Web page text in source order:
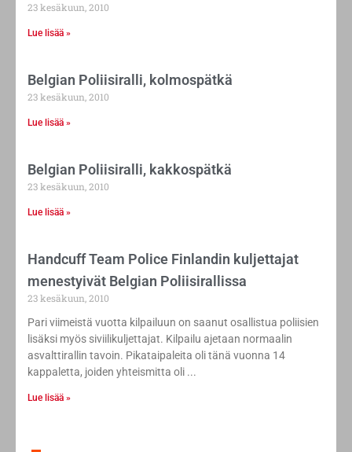
23 kesäkuun, 2010
Lue lisää »
Belgian Poliisiralli, kolmospätkä
23 kesäkuun, 2010
Lue lisää »
Belgian Poliisiralli, kakkospätkä
23 kesäkuun, 2010
Lue lisää »
Handcuff Team Police Finlandin kuljettajat
menestyivät Belgian Poliisirallissa
23 kesäkuun, 2010
Pari viimeistä vuotta kilpailuun on saanut osallistua poliisien
lisäksi myös siviilikuljettajat. Kilpailu ajetaan normaalin
asvalttirallin tavoin. Pikataipaleita oli tänä vuonna 14
kappaletta, joiden yhteismitta oli
Lue lisää »